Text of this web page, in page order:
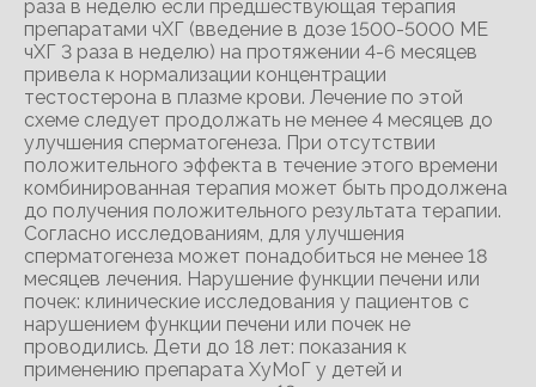
раза в неделю если предшествующая терапия
препаратами чХГ (введение в дозе 1500-5000 ME
чХГ 3 раза в неделю) на протяжении 4-6 месяцев
привела к нормализации концентрации
тестостерона в плазме крови. Лечение по этой
схеме следует продолжать не менее 4 месяцев до
улучшения сперматогенеза. При отсутствии
положительного эффекта в течение этого времени
комбинированная терапия может быть продолжена
до получения положительного результата терапии.
Согласно исследованиям, для улучшения
сперматогенеза может понадобиться не менее 18
месяцев лечения. Нарушение функции печени или
почек: клинические исследования у пациентов с
нарушением функции печени или почек не
проводились. Дети до 18 лет: показания к
применению препарата ХуМоГ у детей и